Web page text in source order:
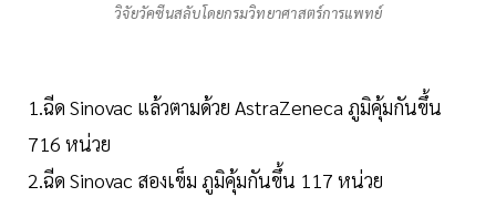
วิจัยวัคซีนสลับโดยกรมวิทยาศาสตร์การแพทย์
1.ฉีด Sinovac แล้วตามด้วย AstraZeneca ภูมิคุ้มกันขึ้น
716 หน่วย
2.ฉีด Sinovac สองเข็ม ภูมิคุ้มกันขึ้น 117 หน่วย